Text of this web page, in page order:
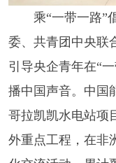
乘“一带一路”
委、共青团中央联
引导央企青年在“
播中国声音。中国
哥拉凯凯水电站项
外重点工程，在非